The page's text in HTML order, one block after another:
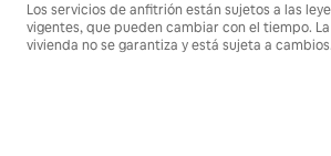
Los servicios de anfitrión están sujetos a las
vigentes, que pueden cambiar con el tiempo.
vivienda no se garantiza y está sujeta a cambios.